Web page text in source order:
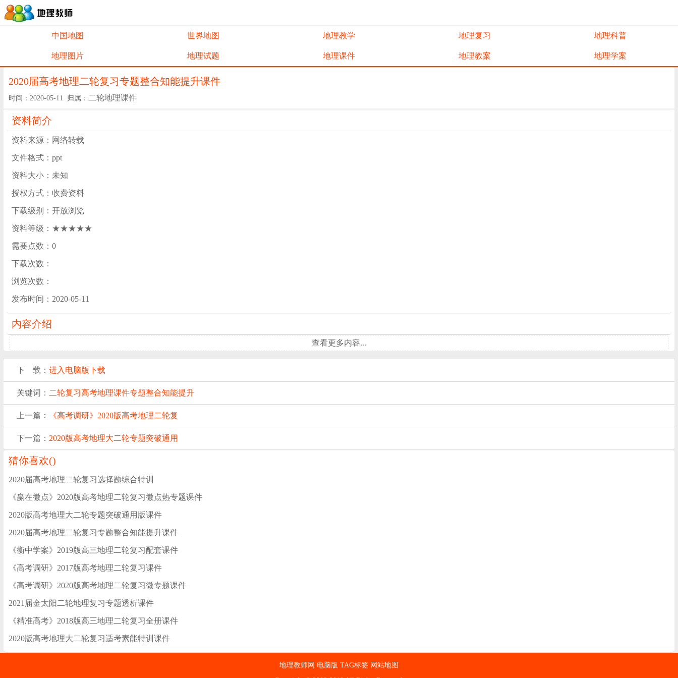
中国地图 世界地图 地理教学 地理复习 地理科普
地理图片 地理试题 地理课件 地理教案 地理学案
2020届高考地理二轮复习专题整合知能提升课件
时间：2020-05-11 归属： 二轮地理课件
资料简介
资料来源：网络转载
文件格式：ppt
资料大小：未知
授权方式：收费资料
下载级别：开放浏览
资料等级：★★★★★
需要点数：0
下载次数：
浏览次数：
发布时间：2020-05-11
内容介绍
查看更多内容...
下 载：进入电脑版下载
关键词： 二轮复习高考地理课件专题整合知能提升
上一篇： 《高考调研》2020版高考地理二轮复
下一篇： 2020版高考地理大二轮专题突破通用
猜你喜欢()
2020届高考地理二轮复习选择题综合特训
《赢在微点》2020版高考地理二轮复习微点热专题课件
2020版高考地理大二轮专题突破通用版课件
2020届高考地理二轮复习专题整合知能提升课件
《衡中学案》2019版高三地理二轮复习配套课件
《高考调研》2017版高考地理二轮复习课件
《高考调研》2020版高考地理二轮复习微专题课件
2021届金太阳二轮地理复习专题透析课件
《精准高考》2018版高三地理二轮复习全册课件
2020版高考地理大二轮复习适考素能特训课件
地理教师网 电脑版 TAG标签 网站地图